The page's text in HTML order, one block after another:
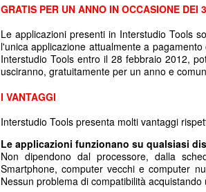
GRATIS PER UN ANNO IN OCCASIONE DEI
Le applicazioni presenti in Interstudio Tools
l'unica applicazione attualmente a
Interstudio Tools entro il 28 febbraio 2012,
usciranno, gratuitamente per un anno e
I VANTAGGI
Interstudio Tools presenta molti vantaggi
Le applicazioni funzionano su qualsiasi
Non dipendono dal processore, dalla
Smartphone, computer vecchi e computer
Nessun problema di compatibilità acquistando